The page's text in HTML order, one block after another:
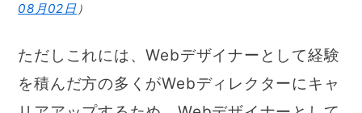
08月02日）
ただしこれには、Webデザイナーとして経験
を積んだ方の多くがWebディレクターにキャ